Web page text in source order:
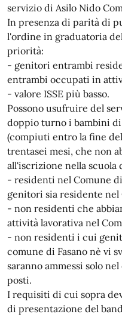
servizio di Asilo Nido
In presenza di parità di
l'ordine in graduatoria
priorità:
- genitori entrambi
entrambi occupati in
- valore ISSE più basso.
Possono usufruire del
doppio turno i bambini
(compiuti entro la fine
trentasei mesi, che non
all'iscrizione nella scuola
- residenti nel Comune
genitori sia residente nel
- non residenti che
attività lavorativa nel
- non residenti i cui
comune di Fasano nè vi
saranno ammessi solo
posti.
I requisiti di cui sopra
di presentazione del